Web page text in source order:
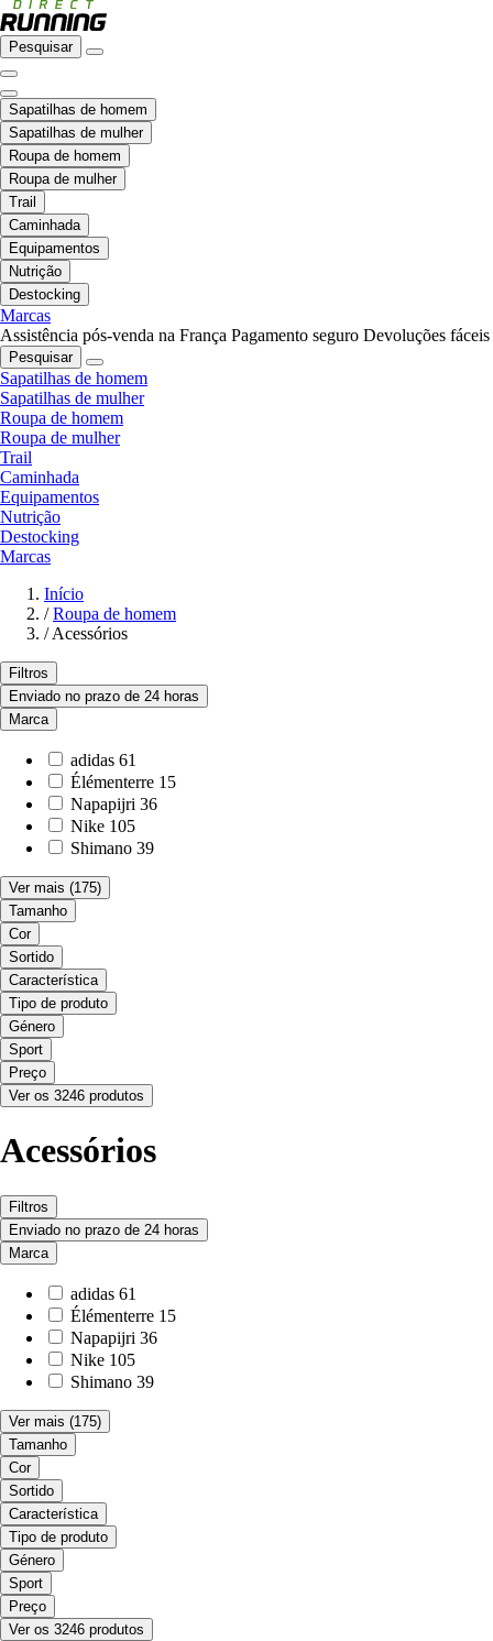
Pesquisar
Sapatilhas de homem
Sapatilhas de mulher
Roupa de homem
Roupa de mulher
Trail
Caminhada
Equipamentos
Nutrição
Destocking
Marcas
Assistência pós-venda na França Pagamento seguro Devoluções fáceis
Pesquisar
Sapatilhas de homem
Sapatilhas de mulher
Roupa de homem
Roupa de mulher
Trail
Caminhada
Equipamentos
Nutrição
Destocking
Marcas
Início
/ Roupa de homem
/ Acessórios
Filtros
Enviado no prazo de 24 horas
Marca
adidas 61
Élémenterre 15
Napapijri 36
Nike 105
Shimano 39
Ver mais (175)
Tamanho
Cor
Sortido
Característica
Tipo de produto
Género
Sport
Preço
Ver os 3246 produtos
Acessórios
Filtros
Enviado no prazo de 24 horas
Marca
adidas 61
Élémenterre 15
Napapijri 36
Nike 105
Shimano 39
Ver mais (175)
Tamanho
Cor
Sortido
Característica
Tipo de produto
Género
Sport
Preço
Ver os 3246 produtos